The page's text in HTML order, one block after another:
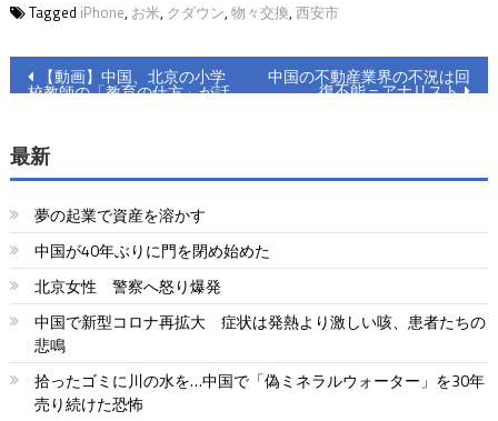
Tagged iPhone, お米, クダウン, 物々交換, 西安市
投
ナ
ビ
ゲ
ー
シ
ョ
ン
【動画】中国、北京の小学
校教師の「教育の仕方」が話
中国の不動産業界の不況は回
復不能＝アナリスト
最新
夢の起業で資産を溶かす
中国が40年ぶりに門を閉め始めた
北京女性 警察へ怒り爆発
中国で新型コロナ再拡大 症状は発熱より激しい咳、患者たちの
悲鳴
拾ったゴミに川の水を…中国で「偽ミネラルウォーター」を30年
売り続けた恐怖